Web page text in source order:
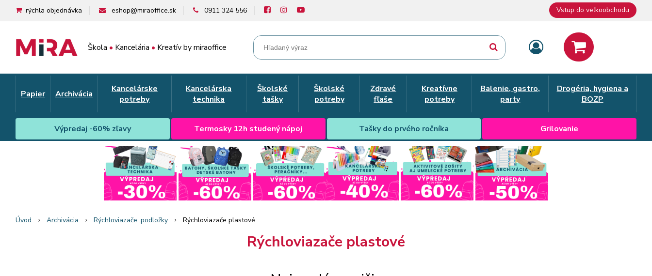
Škola • Kancelária • Kreatív by miraoffice
rýchla objednávka eshop@miraoffice.sk 0911 324 556 Vstup do veľkoobchodu
Papier Archivácia
Kancelárske
potreby
Kancelárska
technika
Školské
tašky
Školské
potreby
Zdravé
fľaše
Kreatívne
potreby
Balenie, gastro,
party
Drogéria, hygiena a
BOZP
Výpredaj -60% zľavy Termosky 12h studený nápoj Tašky do prvého ročníka Grilovanie
Úvod Archivácia Rýchloviazače, podložky Rýchloviazače plastové
Rýchloviazače plastové